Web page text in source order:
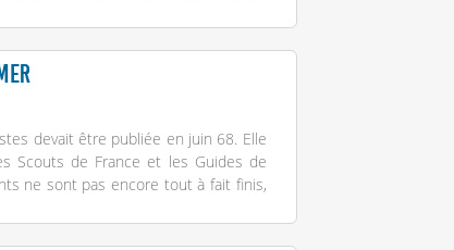
devait être publiée en juin 68. Elle
Scouts de France et les Guides de
ne sont pas encore tout à fait finis,